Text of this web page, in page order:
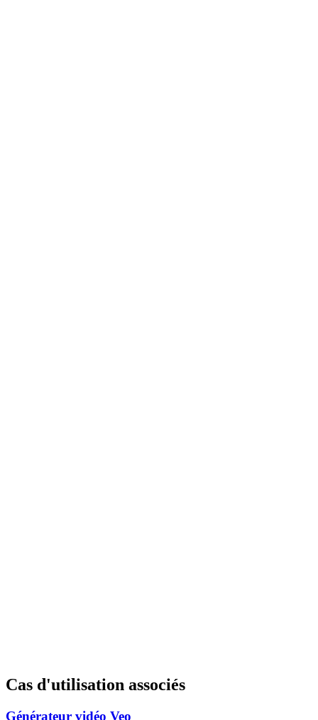
Cas d'utilisation associés
Générateur vidéo Veo